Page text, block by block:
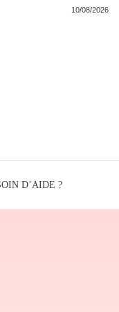
10/08/2026
D’AIDE ?